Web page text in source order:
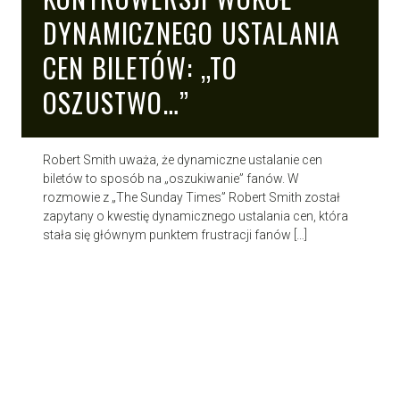
DYNAMICZNEGO USTALANIA
CEN BILETÓW: „TO
OSZUSTWO…”
Robert Smith uważa, że dynamiczne ustalanie cen
biletów to sposób na „oszukiwanie” fanów. W
rozmowie z „The Sunday Times” Robert Smith został
zapytany o kwestię dynamicznego ustalania cen, która
stała się głównym punktem frustracji fanów […]